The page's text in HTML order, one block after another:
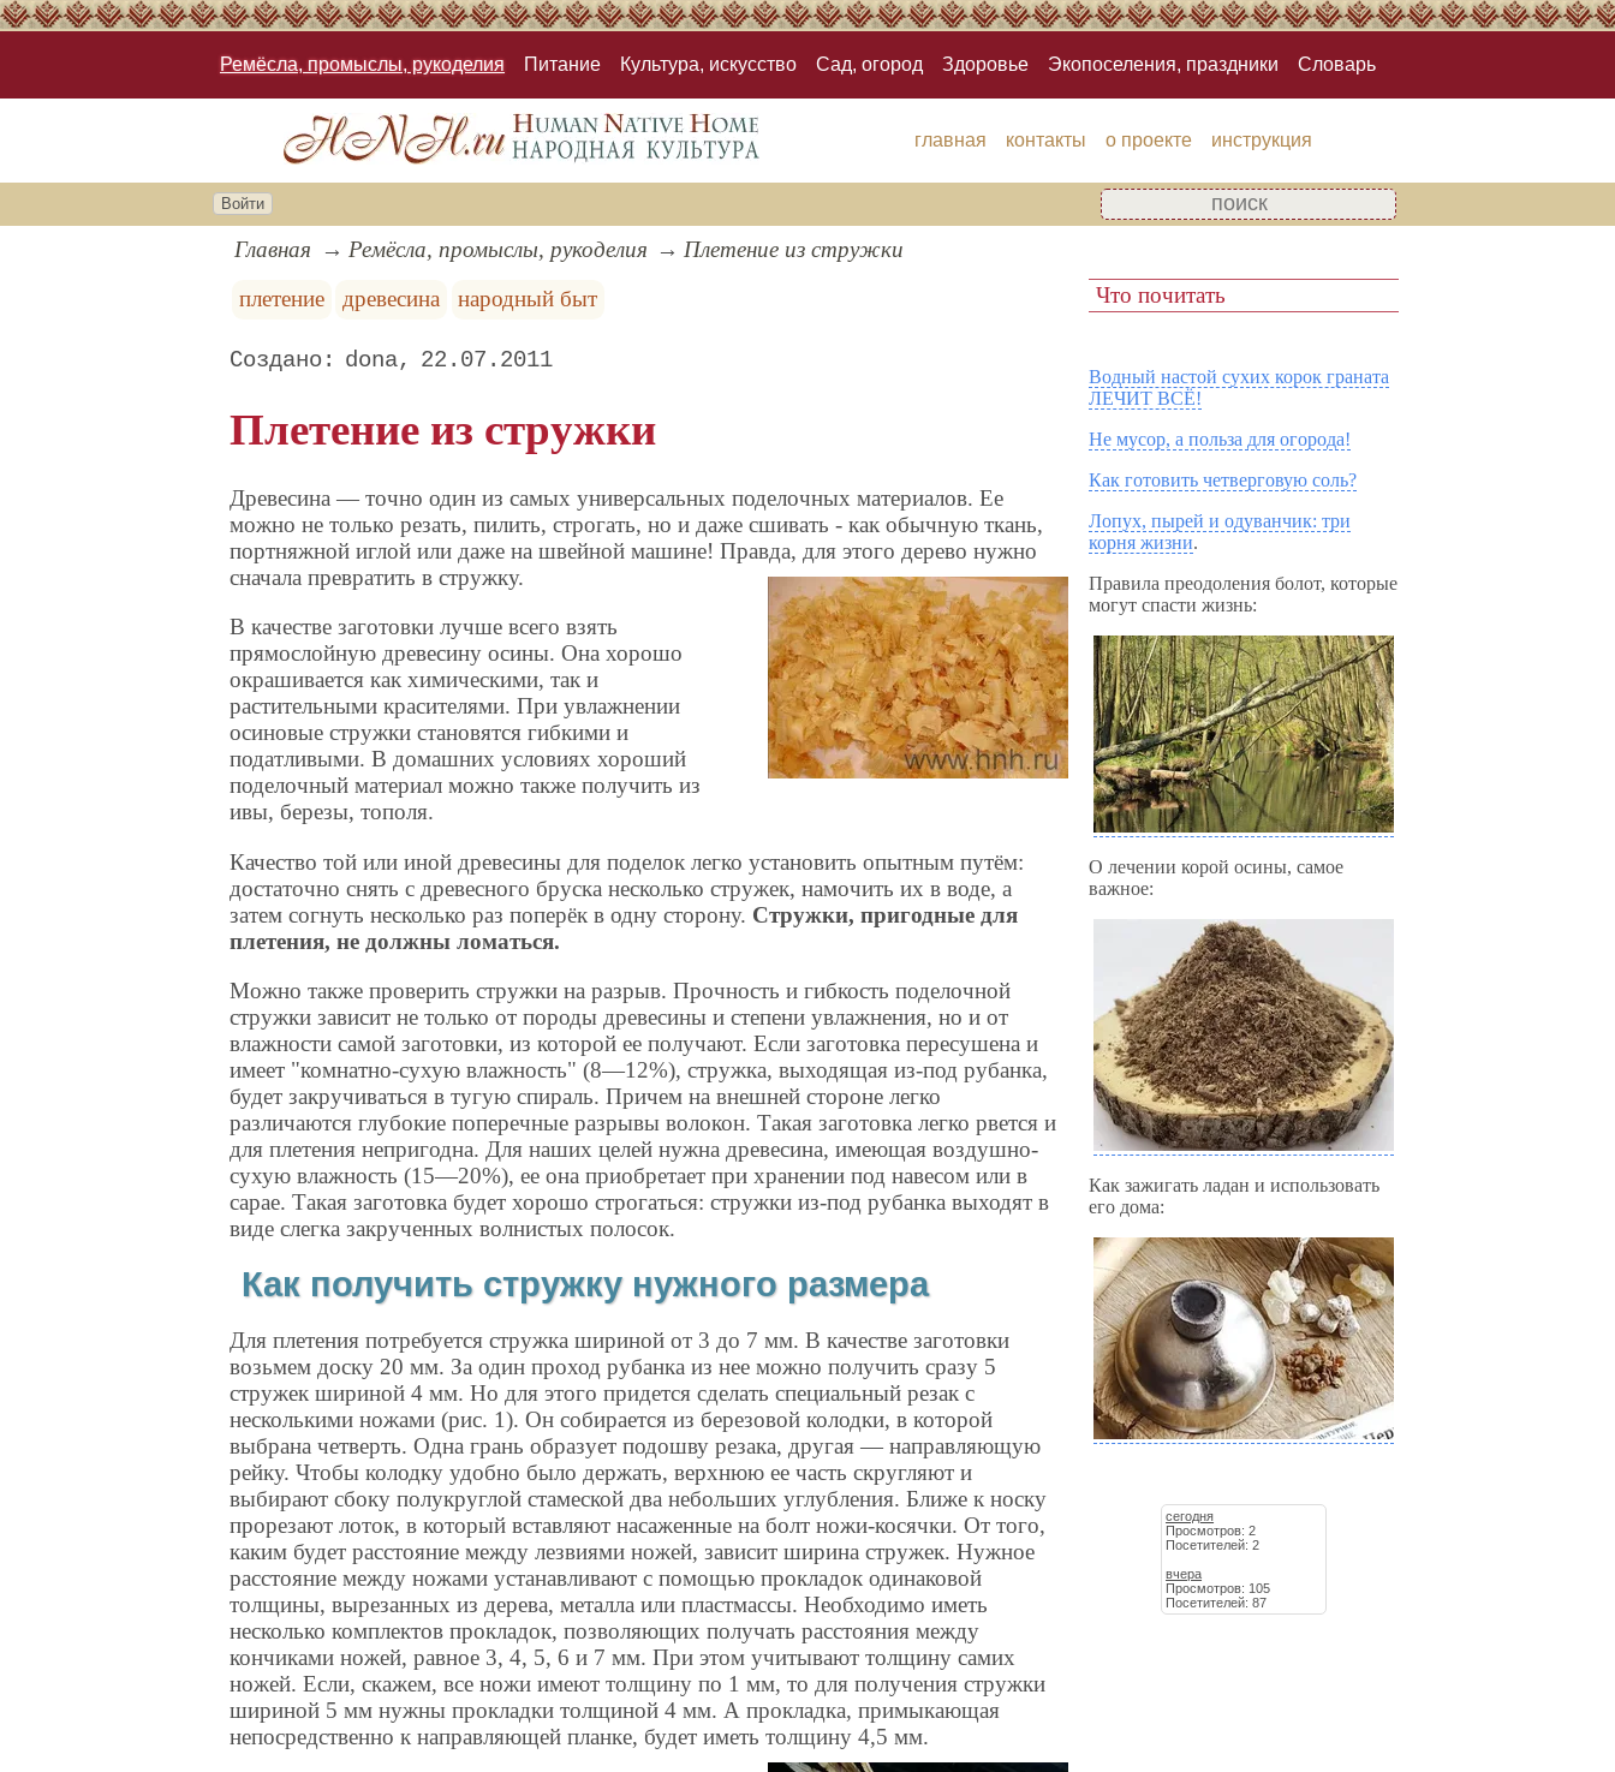
Ремёсла, промыслы, рукоделия Питание Культура, искусство Сад, огород Здоровье Экопоселения, праздники Словарь
главная контакты о проекте инструкция
Войти
Главная Ремёсла, промыслы, рукоделия
Плетение из стружки
плетение
древесина народный быт
dona 22.07.2011
Плетение из стружки
Древесина — точно один из самых универсальных поделочных материалов. Ее
можно не только резать, пилить, строгать, но и даже сшивать - как обычную ткань,
портняжной иглой или даже на швейной машине! Правда, для этого дерево нужно
сначала превратить в стружку.
В качестве заготовки лучше всего взять
прямослойную древесину осины. Она хорошо
окрашивается как химическими, так и
растительными красителями. При увлажнении
осиновые стружки становятся гибкими и
податливыми. В домашних условиях хороший
поделочный материал можно также получить из
ивы, березы, тополя.
Качество той или иной древесины для поделок легко установить опытным путём:
достаточно снять с древесного бруска несколько стружек, намочить их в воде, а
затем согнуть несколько раз поперёк в одну сторону. Стружки, пригодные для
плетения, не должны ломаться.
Можно также проверить стружки на разрыв. Прочность и гибкость поделочной
стружки зависит не только от породы древесины и степени увлажнения, но и от
влажности самой заготовки, из которой ее получают. Если заготовка пересушена и
имеет "комнатно-сухую влажность" (8—12%), стружка, выходящая из-под рубанка,
будет закручиваться в тугую спираль. Причем на внешней стороне легко
различаются глубокие поперечные разрывы волокон. Такая заготовка легко рвется и
для плетения непригодна. Для наших целей нужна древесина, имеющая воздушно-
сухую влажность (15—20%), ее она приобретает при хранении под навесом или в
сарае. Такая заготовка будет хорошо строгаться: стружки из-под рубанка выходят в
виде слегка закрученных волнистых полосок.
Как получить стружку нужного размера
Для плетения потребуется стружка шириной от 3 до 7 мм. В качестве заготовки
возьмем доску 20 мм. За один проход рубанка из нее можно получить сразу 5
стружек шириной 4 мм. Но для этого придется сделать специальный резак с
несколькими ножами (рис. 1). Он собирается из березовой колодки, в которой
выбрана четверть. Одна грань образует подошву резака, другая — направляющую
рейку. Чтобы колодку удобно было держать, верхнюю ее часть скругляют и
выбирают сбоку полукруглой стамеской два небольших углубления. Ближе к носку
прорезают лоток, в который вставляют насаженные на болт ножи-косячки. От того,
каким будет расстояние между лезвиями ножей, зависит ширина стружек. Нужное
расстояние между ножами устанавливают с помощью прокладок одинаковой
толщины, вырезанных из дерева, металла или пластмассы. Необходимо иметь
несколько комплектов прокладок, позволяющих получать расстояния между
кончиками ножей, равное 3, 4, 5, 6 и 7 мм. При этом учитывают толщину самих
ножей. Если, скажем, все ножи имеют толщину по 1 мм, то для получения стружки
шириной 5 мм нужны прокладки толщиной 4 мм. А прокладка, примыкающая
непосредственно к направляющей планке, будет иметь толщину 4,5 мм.
Что почитать
Водный настой сухих корок граната
ЛЕЧИТ ВСЁ!
Не мусор, а польза для огорода!
Как готовить четверговую соль?
Лопух, пырей и одуванчик: три
корня жизни.
Правила преодоления болот, которые
могут спасти жизнь:
О лечении корой осины, самое
важное:
Как зажигать ладан и использовать
его дома:
сегодня
Просмотров: 2
Посетителей: 2
вчера
Просмотров: 105
Посетителей: 87